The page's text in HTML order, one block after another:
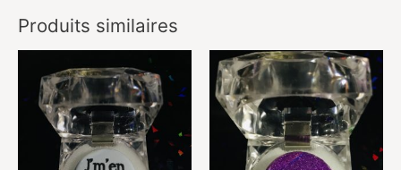
Produits similaires